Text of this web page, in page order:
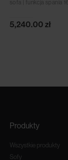
sofa | funkcja spania
5,240.00 zł
Produkty
Wszystkie produkty
Sofy